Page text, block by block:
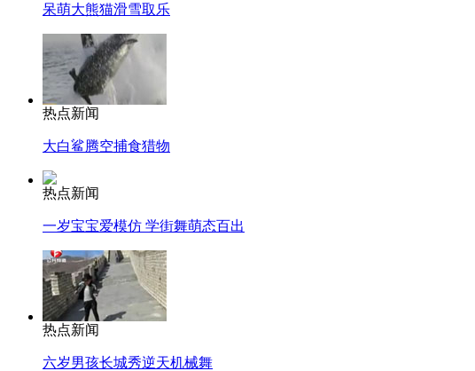
呆萌大熊猫滑雪取乐
热点新闻
大白鲨腾空捕食猎物
热点新闻
一岁宝宝爱模仿 学街舞萌态百出
热点新闻
六岁男孩长城秀逆天机械舞